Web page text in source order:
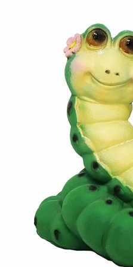
Обратный звонокЗаказать
Газонные травы, сидераты
Горшки, рассадники,
Посадочный материал
Садовый инструмент,
Консервирование
Средства защиты,
Обустройство сада, декор